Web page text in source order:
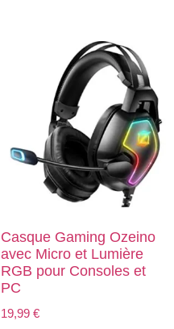
Casque Gaming Ozeino
avec Micro et Lumière
RGB pour Consoles et
PC
19,99 €